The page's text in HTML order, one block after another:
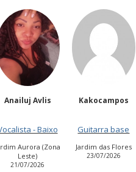
Kakocampos
Guitarra base
Jardim das Flores
23/07/2026
PEDRO TIAGO
Cidade Antônio